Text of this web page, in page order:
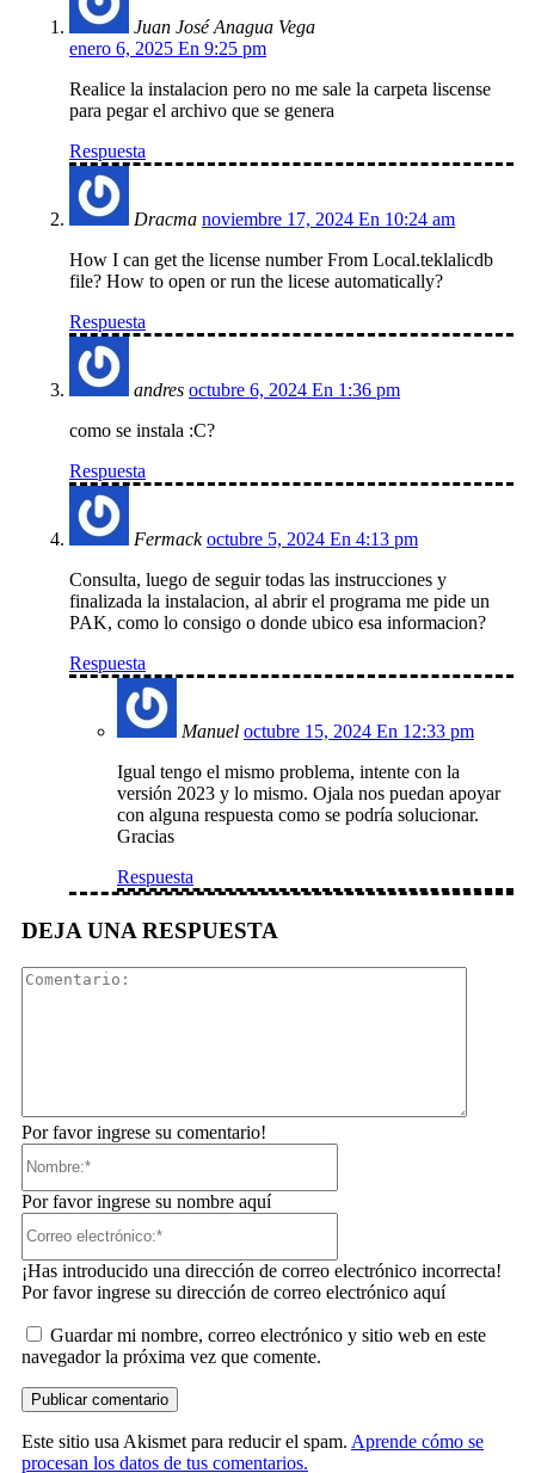
Juan José Anagua Vega
enero 6, 2025 En 9:25 pm
Realice la instalacion pero no me sale la carpeta liscense
para pegar el archivo que se genera
Respuesta
Dracma noviembre 17, 2024 En 10:24 am
How I can get the license number From Local.teklalicdb
file? How to open or run the licese automatically?
Respuesta
andres octubre 6, 2024 En 1:36 pm
como se instala :C?
Respuesta
Fermack octubre 5, 2024 En 4:13 pm
Consulta, luego de seguir todas las instrucciones y
finalizada la instalacion, al abrir el programa me pide un
PAK, como lo consigo o donde ubico esa informacion?
Respuesta
Manuel octubre 15, 2024 En 12:33 pm
Igual tengo el mismo problema, intente con la
versión 2023 y lo mismo. Ojala nos puedan apoyar
con alguna respuesta como se podría solucionar.
Gracias
Respuesta
DEJA UNA RESPUESTA
Por favor ingrese su comentario!
Por favor ingrese su nombre aquí
¡Has introducido una dirección de correo electrónico incorrecta!
Por favor ingrese su dirección de correo electrónico aquí
Guardar mi nombre, correo electrónico y sitio web en este
navegador la próxima vez que comente.
Este sitio usa Akismet para reducir el spam. Aprende cómo se
procesan los datos de tus comentarios.